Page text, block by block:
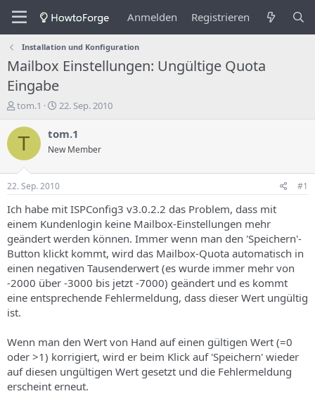
Anmelden Registrieren
Installation und Konfiguration
Mailbox Einstellungen: Ungültige Quota
Eingabe
E
s
e
e
r
e
s
T
h
e
m
a
s
tom.1
E
s
e
l
n
g
s
d
a
t
u
m
22. Sep. 2010
T tom.1
New Member
22. Sep. 2010 #1
Ich habe mit ISPConfig3 v3.0.2.2 das Problem, dass mit
einem Kundenlogin keine Mailbox-Einstellungen mehr
geändert werden können. Immer wenn man den 'Speichern'-
Button klickt kommt, wird das Mailbox-Quota automatisch in
einen negativen Tausenderwert (es wurde immer mehr von
-2000 über -3000 bis jetzt -7000) geändert und es kommt
eine entsprechende Fehlermeldung, dass dieser Wert ungültig
ist.
Wenn man den Wert von Hand auf einen gültigen Wert (=0
oder >1) korrigiert, wird er beim Klick auf 'Speichern' wieder
auf diesen ungültigen Wert gesetzt und die Fehlermeldung
erscheint erneut.